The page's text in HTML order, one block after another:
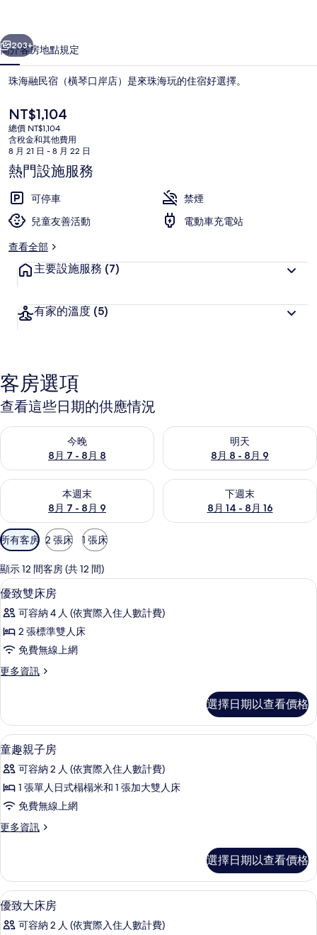
口
岸
店）
的
相
片
集
客房
個 下一個
203+
簡介客房地點規定
珠海融民宿（橫琴口岸店）是來珠海玩的住宿好選擇。
目
前
的
價
格
是
NT$1,104
總價 NT$1,104
含稅金和其他費用
8 月 21 日 - 8 月 22 日
熱門設施服務
可停車
禁煙
兒童友善活動
電動車充電站
查看全部
主要設施服務 (7)
有家的溫度 (5)
客房選項
查看這些日期的供應情況
今晚
8月 7 - 8月 8
查看今晚 (8月 7 - 8月 8) 的供應情況
明天
8月 8 - 8月 9
查看明天 (8月 8 - 8月 9) 的供
本週末
8月 7 - 8月 9
查看本週末 (8月 7 - 8月 9) 的供應情況
下週末
8月 14 - 8月 16
查看下週末 (8月 14 - 8月 16)
可
用
的
客
房
篩
選
條
所有客房 2 張床 1 張床
顯示 12 間客房 (共 12 間)
顯
示
優
致
床
的
所
有
相
片
11
優致雙床房
可容納 4 人 (依實際入住人數計費)
2 張標準雙人床
免費無線上網
更多資訊
更
雙
床
房
詳
情
選擇日期以查看價格
顯
示
童
趣
子
的
所
有
相
31
童趣親子房
可容納 2 人 (依實際入住人數計費)
1 張單人日式榻榻米和 1 張加大雙人床
免費無線上網
更多資訊
更
親
子
房
詳
選擇日期以查看價格
顯
示
14
優致大床房
可容納 2 人 (依實際入住人數計費)